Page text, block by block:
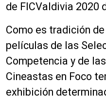
de FICValdivia 2020
Como es tradición
películas de las
Competencia y de
Cineastas en Foco
exhibición